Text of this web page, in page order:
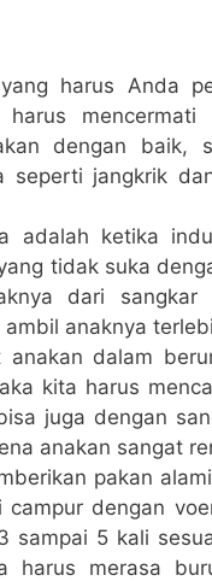
harus Anda
harus
dengan baik,
seperti jangkrik
adalah ketika
tidak suka
dari
anaknya
anakan dalam
kita harus
juga dengan
anakan sangat
pakan
campur dengan
sampai 5 kali
harus merasa